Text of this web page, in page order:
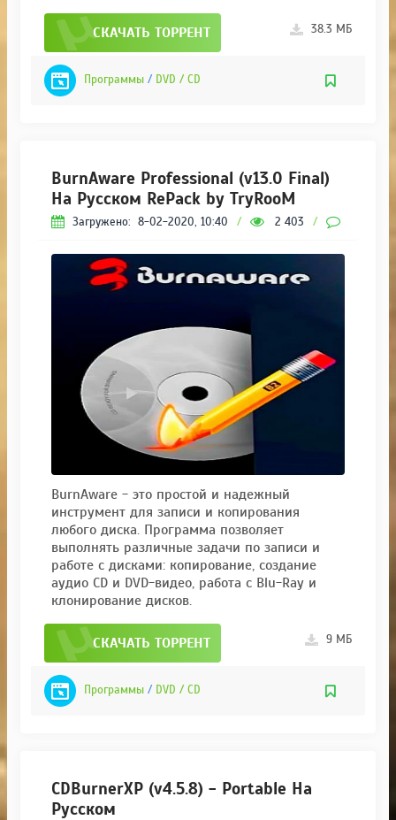
СКАЧАТЬ ТОРРЕНТ 38.3 МБ
Программы / DVD / CD
BurnAware Professional (v13.0 Final)
На Русском RePack by TryRooM
Загружено: 8-02-2020, 10:40 / 2 403 /
BurnAware - это простой и надежный
инструмент для записи и копирования
любого диска. Программа позволяет
выполнять различные задачи по записи и
работе с дисками: копирование, создание
аудио CD и DVD-видео, работа с Blu-Ray и
клонирование дисков.
СКАЧАТЬ ТОРРЕНТ 9 МБ
Программы / DVD / CD
CDBurnerXP (v4.5.8) - Portable На
Русском